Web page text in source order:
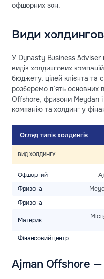
офшорних зон.
Види
У Dynasty Business Adviser
видів холдингових
бюджету, цілей клієнта та
розберемо п’ять основних
Offshore, фризони Meydan
компанію та холдинг у
Огляд типів холдингів
ВИД ХОЛДИНГУ
Офшорний
Фризона
Фризона
Материк
Фінансовий центр
Ajman Offshore